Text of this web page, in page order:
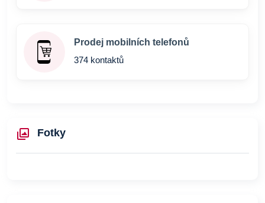
Prodej mobilních telefonů
374 kontaktů
Fotky